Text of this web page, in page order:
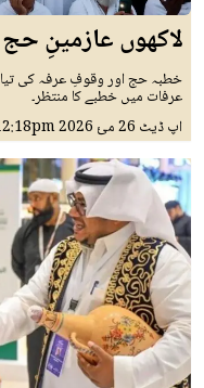
لاکھوں عازمینِ
خطبہ حج اور وقوفِ عرفہ کی
عرفات میں خطبے کا منتظر۔
اپ ڈیٹ 26 مئ 2026